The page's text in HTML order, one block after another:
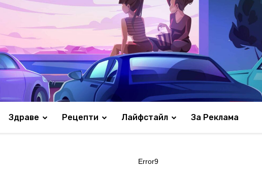
Здраве Рецепти Лайфстайл За Реклама
Error9